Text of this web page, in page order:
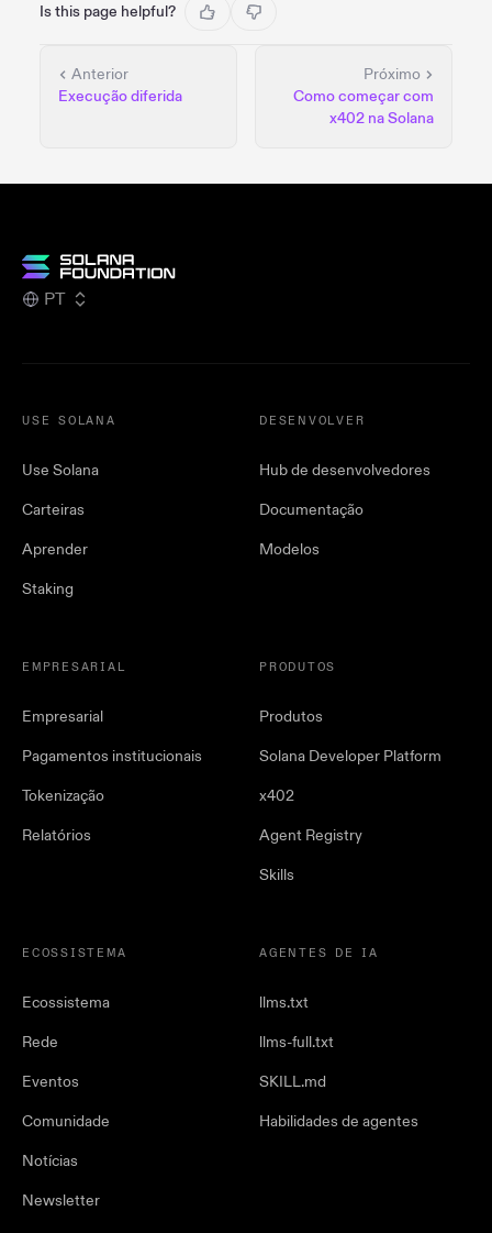
Is this page helpful?
Anterior
Execução diferida
Próximo
Como começar com
x402 na Solana
PT
USE SOLANA
Use Solana
Carteiras
Aprender
Staking
DESENVOLVER
Hub de desenvolvedores
Documentação
Modelos
EMPRESARIAL
Empresarial
Pagamentos institucionais
Tokenização
Relatórios
PRODUTOS
Produtos
Solana Developer Platform
x402
Agent Registry
Skills
ECOSSISTEMA
Ecossistema
Rede
Eventos
Comunidade
Notícias
Newsletter
AGENTES DE IA
llms.txt
llms-full.txt
SKILL.md
Habilidades de agentes